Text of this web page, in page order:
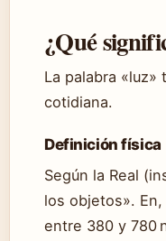
¿Qué
La palabra
cotidiana.
Definición física
Según la Real
los objetos».
entre 380 y 780